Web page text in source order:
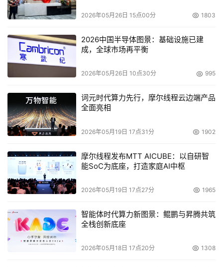
2026年05月26日 15点00分 1803
2026中国半导体图景：基础设施已建
成，全球市场再平衡
2026年05月26日 10点30分 995
词元时代算力先行，摩尔线程云边端产品
全面亮相
2026年05月19日 17点31分 1902
摩尔线程发布MTT AICUBE：以自研智
能SoC为底座，打造家庭AI中枢
2026年05月19日 17点27分 1965
智能体时代算力新图景：鲲鹏与昇腾共筑
全栈创新底座
2026年05月18日 17点20分 1308